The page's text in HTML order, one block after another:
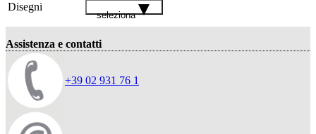
Disegni
seleziona
Assistenza e contatti
+39 02 931 76 1